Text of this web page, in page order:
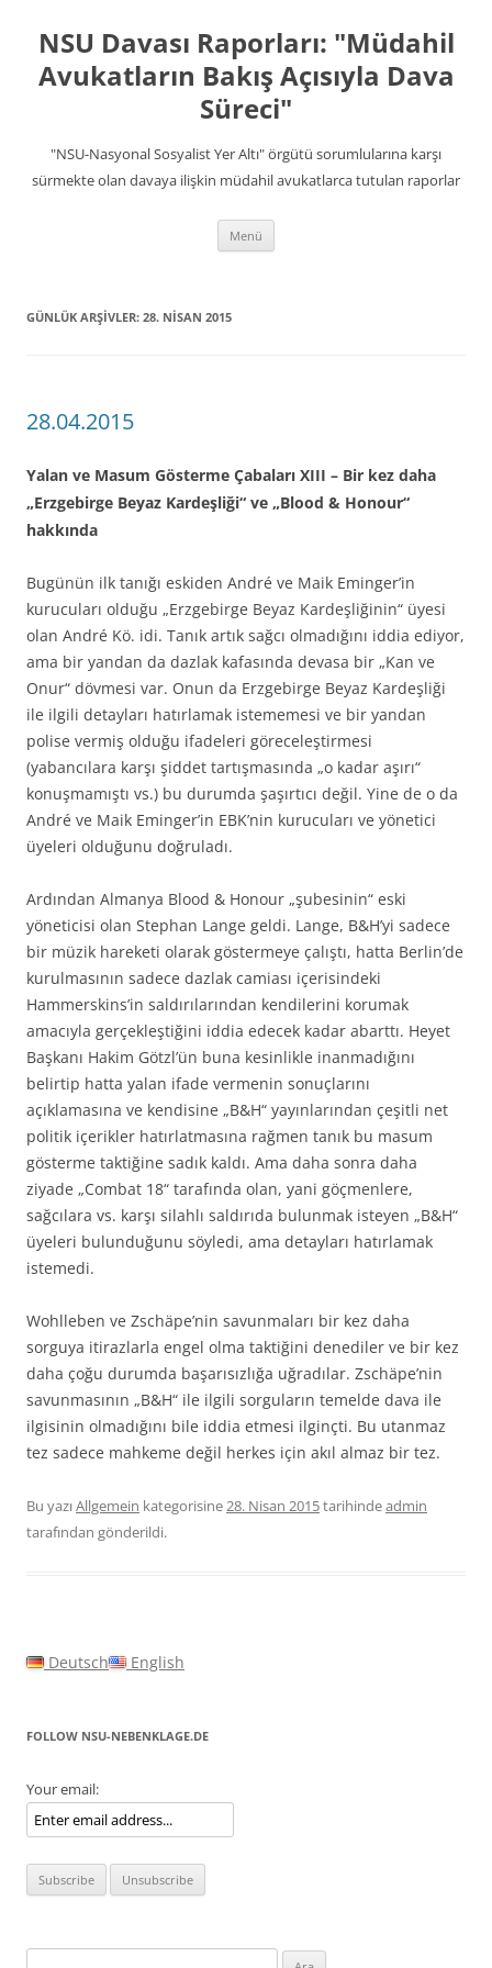
NSU Davası Raporları: "Müdahil
Avukatların Bakış Açısıyla Dava
Süreci"
"NSU-Nasyonal Sosyalist Yer Altı" örgütü sorumlularına karşı
sürmekte olan davaya ilişkin müdahil avukatlarca tutulan raporlar
Menü
GÜNLÜK ARŞIVLER: 28. NISAN 2015
28.04.2015
Yalan ve Masum Gösterme Çabaları XIII – Bir kez daha
„Erzgebirge Beyaz Kardeşliği“ ve „Blood & Honour“
hakkında
Bugünün ilk tanığı eskiden André ve Maik Eminger’in
kurucuları olduğu „Erzgebirge Beyaz Kardeşliğinin“ üyesi
olan André Kö. idi. Tanık artık sağcı olmadığını iddia ediyor,
ama bir yandan da dazlak kafasında devasa bir „Kan ve
Onur“ dövmesi var. Onun da Erzgebirge Beyaz Kardeşliği
ile ilgili detayları hatırlamak istememesi ve bir yandan
polise vermiş olduğu ifadeleri göreceleştirmesi
(yabancılara karşı şiddet tartışmasında „o kadar aşırı“
konuşmamıştı vs.) bu durumda şaşırtıcı değil. Yine de o da
André ve Maik Eminger’in EBK’nin kurucuları ve yönetici
üyeleri olduğunu doğruladı.
Ardından Almanya Blood & Honour „şubesinin“ eski
yöneticisi olan Stephan Lange geldi. Lange, B&H’yi sadece
bir müzik hareketi olarak göstermeye çalıştı, hatta Berlin’de
kurulmasının sadece dazlak camiası içerisindeki
Hammerskins’in saldırılarından kendilerini korumak
amacıyla gerçekleştiğini iddia edecek kadar abarttı. Heyet
Başkanı Hakim Götzl’ün buna kesinlikle inanmadığını
belirtip hatta yalan ifade vermenin sonuçlarını
açıklamasına ve kendisine „B&H“ yayınlarından çeşitli net
politik içerikler hatırlatmasına rağmen tanık bu masum
gösterme taktiğine sadık kaldı. Ama daha sonra daha
ziyade „Combat 18“ tarafında olan, yani göçmenlere,
sağcılara vs. karşı silahlı saldırıda bulunmak isteyen „B&H“
üyeleri bulunduğunu söyledi, ama detayları hatırlamak
istemedi.
Wohlleben ve Zschäpe’nin savunmaları bir kez daha
sorguya itirazlarla engel olma taktiğini denediler ve bir kez
daha çoğu durumda başarısızlığa uğradılar. Zschäpe’nin
savunmasının „B&H“ ile ilgili sorguların temelde dava ile
ilgisinin olmadığını bile iddia etmesi ilginçti. Bu utanmaz
tez sadece mahkeme değil herkes için akıl almaz bir tez.
Bu yazıAllgemein kategorisine28. Nisan 2015tarihindeadmin
tarafından gönderildi.
Deutsch English
FOLLOW NSU-NEBENKLAGE.DE
Your email: